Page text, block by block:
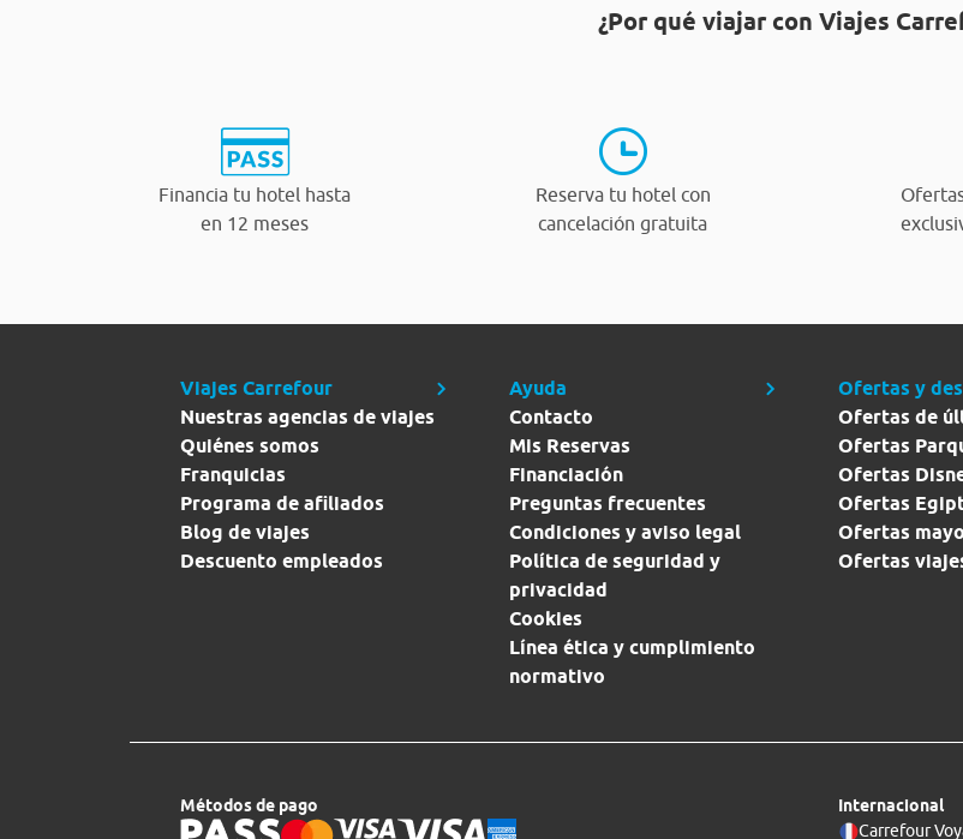
¿Por qué viajar con Viajes
Financia tu hotel hasta
en 12 meses
Reserva tu hotel con
cancelación gratuita
Viajes Carrefour
Nuestras agencias de viajes
Quiénes somos
Franquicias
Programa de afiliados
Blog de viajes
Descuento empleados
Ayuda
Contacto
Mis Reservas
Financiación
Preguntas frecuentes
Condiciones y aviso legal
Política de seguridad y
privacidad
Cookies
Línea ética y cumplimiento
normativo
Ofertas y
Ofertas de
Ofertas
Ofertas
Ofertas
Ofertas
Ofertas
Métodos de pago
Internacional
Carrefour